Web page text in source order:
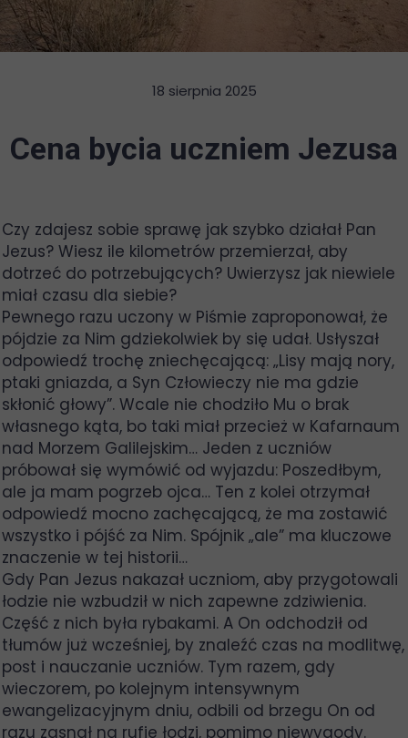
18 sierpnia 2025
Cena bycia uczniem Jezusa
Czy zdajesz sobie sprawę jak szybko działał Pan
Jezus? Wiesz ile kilometrów przemierzał, aby
dotrzeć do potrzebujących? Uwierzysz jak niewiele
miał czasu dla siebie?
Pewnego razu uczony w Piśmie zaproponował, że
pójdzie za Nim gdziekolwiek by się udał. Usłyszał
odpowiedź trochę zniechęcającą: „Lisy mają nory,
ptaki gniazda, a Syn Człowieczy nie ma gdzie
skłonić głowy”. Wcale nie chodziło Mu o brak
własnego kąta, bo taki miał przecież w Kafarnaum
nad Morzem Galilejskim… Jeden z uczniów
próbował się wymówić od wyjazdu: Poszedłbym,
ale ja mam pogrzeb ojca… Ten z kolei otrzymał
odpowiedź mocno zachęcającą, że ma zostawić
wszystko i pójść za Nim. Spójnik „ale” ma kluczowe
znaczenie w tej historii…
Gdy Pan Jezus nakazał uczniom, aby przygotowali
łodzie nie wzbudził w nich zapewne zdziwienia.
Część z nich była rybakami. A On odchodził od
tłumów już wcześniej, by znaleźć czas na modlitwę,
post i nauczanie uczniów. Tym razem, gdy
wieczorem, po kolejnym intensywnym
ewangelizacyjnym dniu, odbili od brzegu On od
razu zasnął na rufie łodzi, pomimo niewygody.